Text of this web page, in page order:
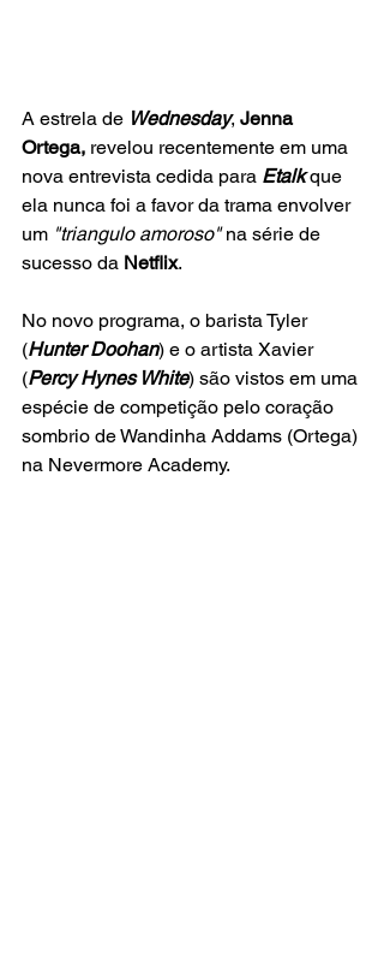
A estrela de Wednesday, Jenna
Ortega, revelou recentemente em uma
nova entrevista cedida para Etalk que
ela nunca foi a favor da trama envolver
um "triangulo amoroso" na série de
sucesso da Netflix.
No novo programa, o barista Tyler
(Hunter Doohan) e o artista Xavier
(Percy Hynes White) são vistos em uma
espécie de competição pelo coração
sombrio de Wandinha Addams (Ortega)
na Nevermore Academy.